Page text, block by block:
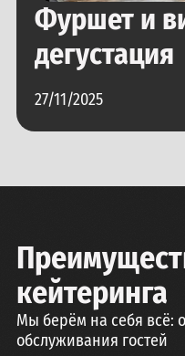
Фуршет и
дегустация
27/11/2025
кейтеринга
Мы берём на себя всё:
обслуживания гостей